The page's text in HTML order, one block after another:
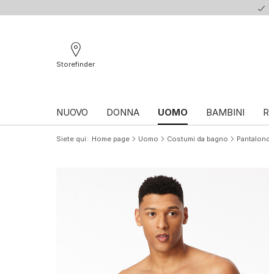
Storefinder
NUOVO DONNA UOMO BAMBINI
Siete qui Home page Uomo Costumi da bagno